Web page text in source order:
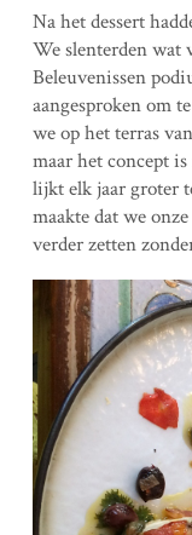
Na het dessert
We slenterden wat
Beleuvenissen
aangesproken om
we op het terras van
maar het concept
lijkt elk jaar groter
maakte dat we
verder zetten